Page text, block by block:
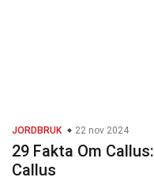
JORDBRUK 22 nov 2024
29 Fakta Om Callus:
Callus